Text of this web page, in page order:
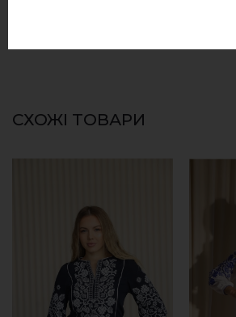
СХОЖІ ТОВАРИ